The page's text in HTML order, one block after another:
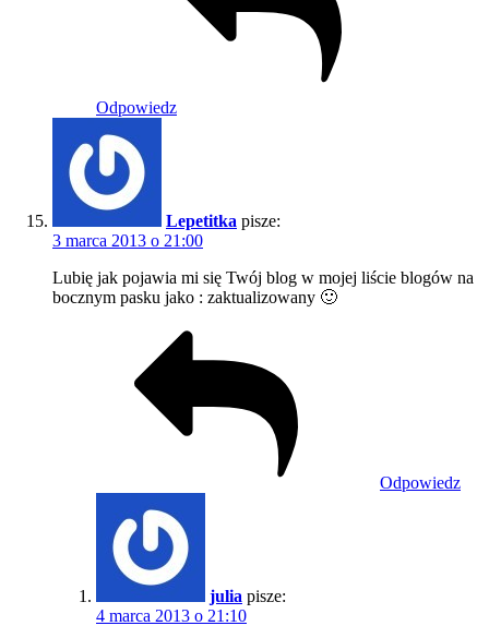
Odpowiedz
Lepetitka pisze:
3 marca 2013 o 21:00
Lubię jak pojawia mi się Twój blog w mojej liście blogów na
bocznym pasku jako : zaktualizowany 🙂
Odpowiedz
julia pisze:
4 marca 2013 o 21:10